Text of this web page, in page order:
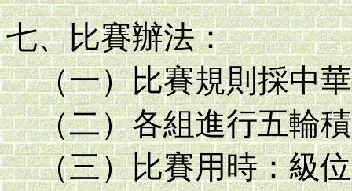
七、比賽辦法：
（一）比賽規則採中華
（二）各組進行五輪積
（三）比賽用時：級位